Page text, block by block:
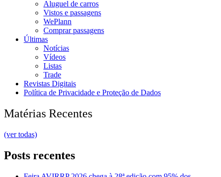
Aluguel de carros
Vistos e passagens
WePlann
Comprar passagens
Últimas
Notícias
Vídeos
Listas
Trade
Revistas Digitais
Política de Privacidade e Proteção de Dados
Matérias Recentes
(ver todas)
Posts recentes